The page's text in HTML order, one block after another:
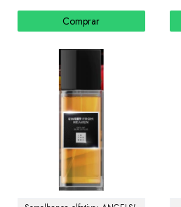
Comprar